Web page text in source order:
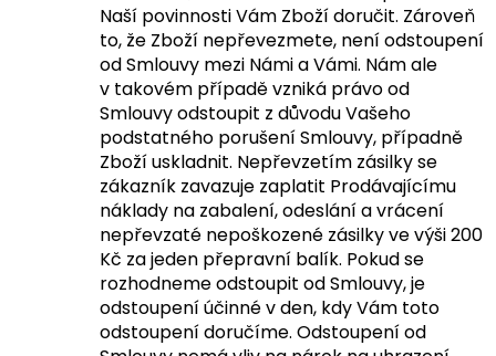
Naší povinnosti Vám Zboží doručit. Zároveň
to, že Zboží nepřevezmete, není odstoupení
od Smlouvy mezi Námi a Vámi. Nám ale
v takovém případě vzniká právo od
Smlouvy odstoupit z důvodu Vašeho
podstatného porušení Smlouvy, případně
Zboží uskladnit. Nepřevzetím zásilky se
zákazník zavazuje zaplatit Prodávajícímu
náklady na zabalení, odeslání a vrácení
nepřevzaté nepoškozené zásilky ve výši 200
Kč za jeden přepravní balík. Pokud se
rozhodneme odstoupit od Smlouvy, je
odstoupení účinné v den, kdy Vám toto
odstoupení doručíme. Odstoupení od